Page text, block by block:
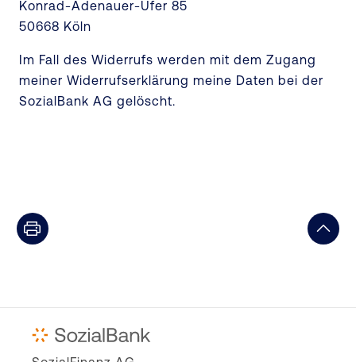
Konrad-Adenauer-Ufer 85
50668 Köln
Im Fall des Widerrufs werden mit dem Zugang
meiner Widerrufserklärung meine Daten bei der
SozialBank AG gelöscht.